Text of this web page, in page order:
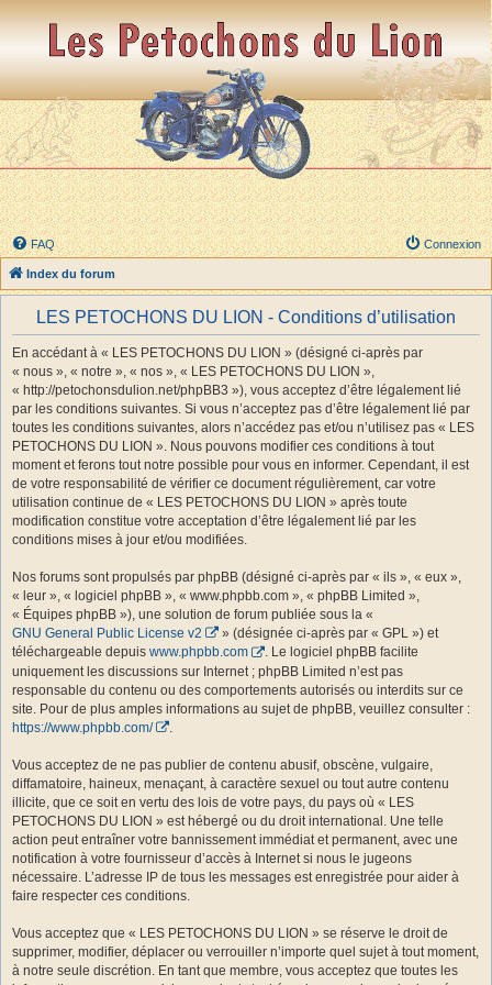
FAQ Connexion
Index du forum
LES PETOCHONS DU LION - Conditions d’utilisation
En accédant à « LES PETOCHONS DU LION » (désigné ci-après par
« nous », « notre », « nos », « LES PETOCHONS DU LION »,
« http://petochonsdulion.net/phpBB3 »), vous acceptez d’être légalement lié
par les conditions suivantes. Si vous n’acceptez pas d’être légalement lié par
toutes les conditions suivantes, alors n’accédez pas et/ou n’utilisez pas « LES
PETOCHONS DU LION ». Nous pouvons modifier ces conditions à tout
moment et ferons tout notre possible pour vous en informer. Cependant, il est
de votre responsabilité de vérifier ce document régulièrement, car votre
utilisation continue de « LES PETOCHONS DU LION » après toute
modification constitue votre acceptation d’être légalement lié par les
conditions mises à jour et/ou modifiées.
Nos forums sont propulsés par phpBB (désigné ci-après par « ils », « eux »,
« leur », « logiciel phpBB », « www.phpbb.com », « phpBB Limited »,
« Équipes phpBB »), une solution de forum publiée sous la «
GNU General Public License v2
» (désignée ci-après par « GPL ») et
téléchargeable depuis www.phpbb.com
. Le logiciel phpBB facilite
uniquement les discussions sur Internet ; phpBB Limited n’est pas
responsable du contenu ou des comportements autorisés ou interdits sur ce
site. Pour de plus amples informations au sujet de phpBB, veuillez consulter :
https://www.phpbb.com/
Vous acceptez de ne pas publier de contenu abusif, obscène, vulgaire,
diffamatoire, haineux, menaçant, à caractère sexuel ou tout autre contenu
illicite, que ce soit en vertu des lois de votre pays, du pays où « LES
PETOCHONS DU LION » est hébergé ou du droit international. Une telle
action peut entraîner votre bannissement immédiat et permanent, avec une
notification à votre fournisseur d’accès à Internet si nous le jugeons
nécessaire. L’adresse IP de tous les messages est enregistrée pour aider à
faire respecter ces conditions.
Vous acceptez que « LES PETOCHONS DU LION » se réserve le droit de
supprimer, modifier, déplacer ou verrouiller n’importe quel sujet à tout moment,
à notre seule discrétion. En tant que membre, vous acceptez que toutes les